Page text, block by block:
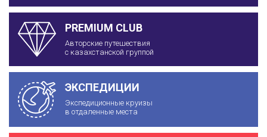
PREMIUM CLUB
Авторские путешествия
с казахстанской группой
ЭКСПЕДИЦИИ
Экспедиционные круизы
в отдаленные места